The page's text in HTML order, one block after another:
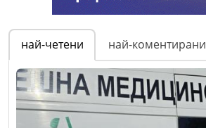
най-четени най-коментирани